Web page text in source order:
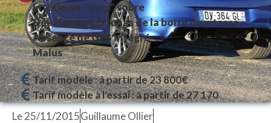
Intérieure "trop" sobre
Débattements longs de la boîte de vitesse
Absence de GPS intégré
Malus
Tarif modèle : à partir de 23 800€
Tarif modèle à l'essai : à partir de 27 170
Le25/11/2015Guillaume Ollier